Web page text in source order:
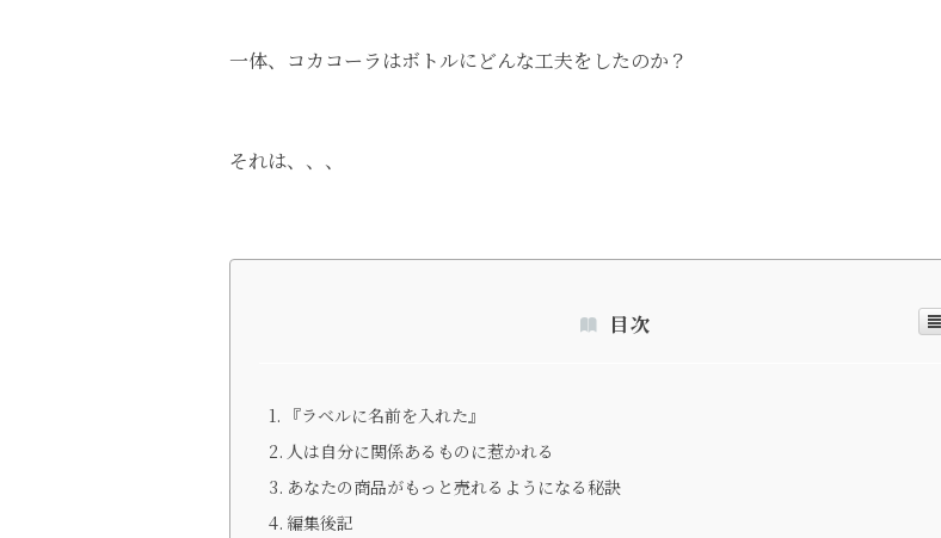
一体、コカコーラはボトルにどんな工夫をしたのか？
それは、、、
目次
『ラベルに名前を入れた』
人は自分に関係あるものに惹かれる
あなたの商品がもっと売れるようになる秘訣
編集後記